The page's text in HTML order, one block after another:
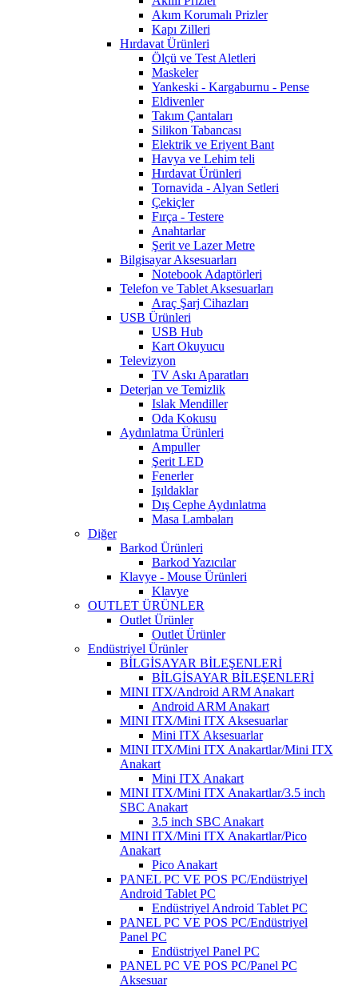
Akım Korumalı Prizler
Kapı Zilleri
Hırdavat Ürünleri
Ölçü ve Test Aletleri
Maskeler
Yankeski - Kargaburnu - Pense
Eldivenler
Takım Çantaları
Silikon Tabancası
Elektrik ve Eriyent Bant
Havya ve Lehim teli
Hırdavat Ürünleri
Tornavida - Alyan Setleri
Çekiçler
Fırça - Testere
Anahtarlar
Şerit ve Lazer Metre
Bilgisayar Aksesuarları
Notebook Adaptörleri
Telefon ve Tablet Aksesuarları
Araç Şarj Cihazları
USB Ürünleri
USB Hub
Kart Okuyucu
Televizyon
TV Askı Aparatları
Deterjan ve Temizlik
Islak Mendiller
Oda Kokusu
Aydınlatma Ürünleri
Ampuller
Şerit LED
Fenerler
Işıldaklar
Dış Cephe Aydınlatma
Masa Lambaları
Diğer
Barkod Ürünleri
Barkod Yazıcılar
Klavye - Mouse Ürünleri
Klavye
OUTLET ÜRÜNLER
Outlet Ürünler
Outlet Ürünler
Endüstriyel Ürünler
BİLGİSAYAR BİLEŞENLERİ
BİLGİSAYAR BİLEŞENLERİ
MINI ITX/Android ARM Anakart
Android ARM Anakart
MINI ITX/Mini ITX Aksesuarlar
Mini ITX Aksesuarlar
MINI ITX/Mini ITX Anakartlar/Mini ITX
Anakart
Mini ITX Anakart
MINI ITX/Mini ITX Anakartlar/3.5 inch
SBC Anakart
3.5 inch SBC Anakart
MINI ITX/Mini ITX Anakartlar/Pico
Anakart
Pico Anakart
PANEL PC VE POS PC/Endüstriyel
Android Tablet PC
Endüstriyel Android Tablet PC
PANEL PC VE POS PC/Endüstriyel
Panel PC
Endüstriyel Panel PC
PANEL PC VE POS PC/Panel PC
Aksesuar